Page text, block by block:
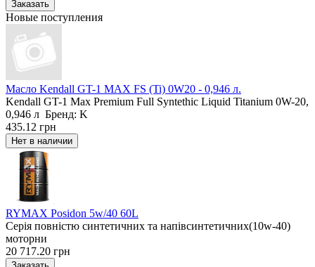
Новые поступления
Масло Kendall GT-1 MAX FS (Ti) 0W20 - 0,946 л.
Kendall GT-1 Max Premium Full Syntethic Liquid Titanium 0W-20,
0,946 л Бренд: K
435.12 грн
RYMAX Posidon 5w/40 60L
Серія повністю синтетичних та напівсинтетичних(10w-40)
моторни
20 717.20 грн